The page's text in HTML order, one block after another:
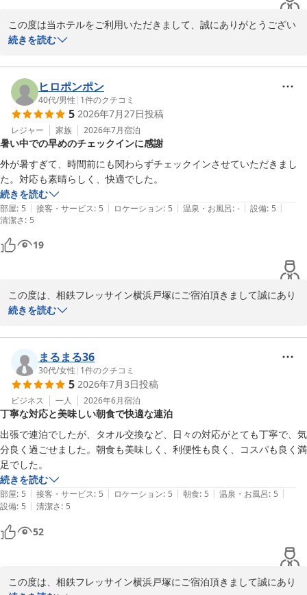
相鉄フレッサイン 横浜戸塚
この度は当ホテルをご利用いただきまして、誠にありがとうござい
ます。
清潔感のあるお部屋とお褒めいただいた一方で
煙草の臭いでご不快なお気持ちにさせてしまい誠に申し訳ございま
せん。
当館はフロア毎に喫煙部屋と禁煙部屋とがわかれており、すべて消
臭はできかねますが、
事前にご要望いただけますとお部屋の消臭対応もさせていただいて
おります。
もし次回ご利用いただけました際、
禁煙室が満室の場合、大変お手数ではございますが、ご連絡をいた
だけましたら幸いでございます。
この度はご投稿いただきまして、誠にありがとうございます。
相鉄フレッサイン横浜戸塚　フロント
相鉄フレッサイン 横浜戸塚
2026-05-07
続きを読む
ヒロポンポン
40代/男性 | 1件のクチコミ
5 2026年7月27日投稿
レジャー 家族 2026年7月宿泊
暑い中での早めのチェックインに感謝
外が暑すぎて、時間前にも関わらずチェックインさせていただきまし
た。対応も素晴らしく、快適でした。
続きを読む
部屋: 5 | 接客・サービス: 5 | ロケーション: 5 | 温泉・お風呂: - | 設備: 5 |
清潔さ: 5
19
この度は、相鉄フレッサイン横浜戸塚にご宿泊頂きまして誠にあり
がとうございます。
に喜んでいただけるサービスを今後も提供してゆきたいと思ってお
ります。
またご宿泊の機会がございました折には、是非とも当館のご利用を
お待ち申し上げております。
相鉄フレッサイン 横浜戸塚
2026-07-27
続きを読む
まるまる36
30代/女性 | 1件のクチコミ
5 2026年7月3日投稿
ビジネス 一人 2026年6月宿泊
丁寧な対応と美味しい朝食で快適な連泊
出張で連泊でしたが、タオル交換など、日々の対応がとても丁寧で、気
分良く過ごせました。朝食も美味しく、利便性も良く、コスパも良く満
続きを読む
部屋: 5 | 接客・サービス: 5 | ロケーション: 5 | 朝食: 5 | 温泉・お風呂: 5 |
設備: 5 | 清潔さ: 5
52
この度は、相鉄フレッサイン横浜戸塚にご宿泊頂きまして誠にあり